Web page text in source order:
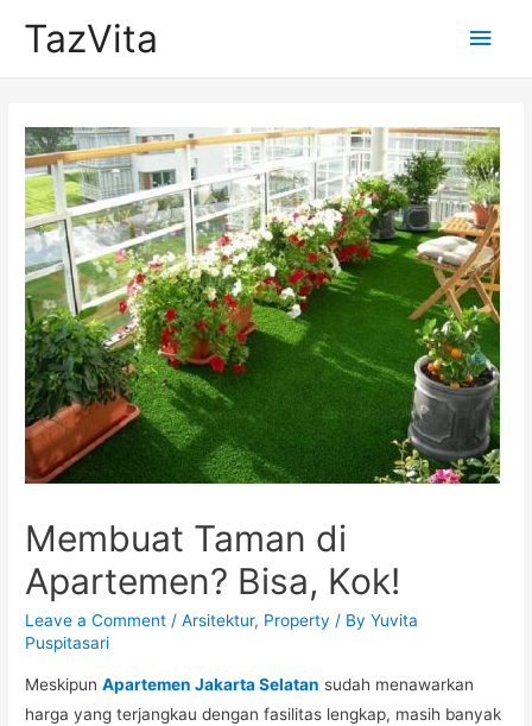
TazVita
Main
Membuat Taman di
Apartemen? Bisa, Kok!
Leave a Comment /Arsitektur, Property / ByYuvita
Puspitasari
MeskipunApartemen Jakarta Selatan sudah menawarkan
harga yang terjangkau dengan fasilitas lengkap, masih banyak